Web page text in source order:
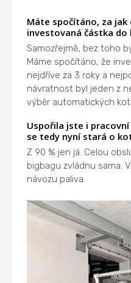
Máte spočítáno, za
investovaná částka do
Samozřejmě, bez toho
Máme spočítáno, že
nejdříve za 3 roky a
návratnost byl jeden z
výběr automatických
Uspořila jste i
se tedy nyní stará o
Z 90 % jen já. Celou
bigbagu zvládnu sama.
návozu paliva.